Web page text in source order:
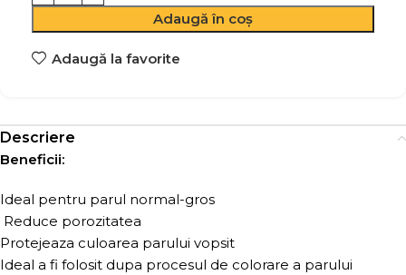
Adaugă în coș
Adaugă la favorite
Descriere
Beneficii:
Ideal pentru parul normal-gros
Reduce porozitatea
Protejeaza culoarea parului vopsit
Ideal a fi folosit dupa procesul de colorare a parului